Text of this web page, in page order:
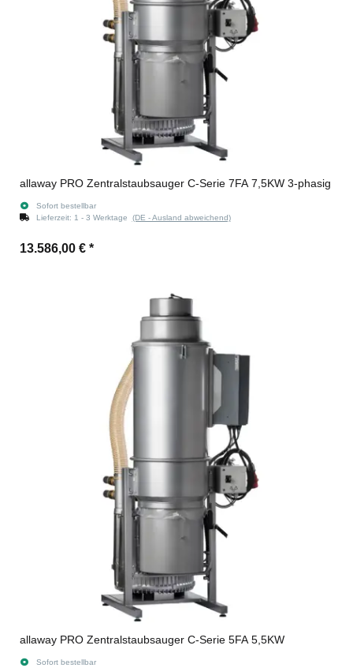
allaway PRO Zentralstaubsauger C-Serie 7FA 7,5KW 3-phasig
Sofort bestellbar
Lieferzeit: 1 - 3 Werktage (DE - Ausland abweichend)
13.586,00 € *
allaway PRO Zentralstaubsauger C-Serie 5FA 5,5KW
Sofort bestellbar